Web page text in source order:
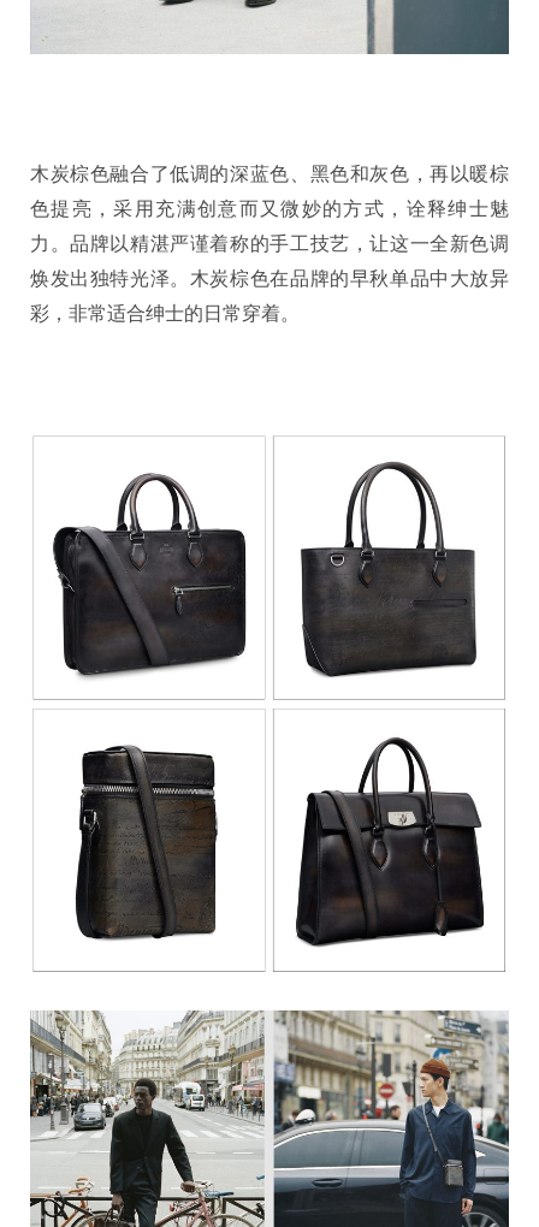
木炭棕色融合了低调的深蓝色、黑色和灰色，再以暖棕
色提亮，采用充满创意而又微妙的方式，诠释绅士魅
力。品牌以精湛严谨着称的手工技艺，让这一全新色调
焕发出独特光泽。木炭棕色在品牌的早秋单品中大放异
彩，非常适合绅士的日常穿着。